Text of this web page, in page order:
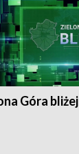
Góra bliżej